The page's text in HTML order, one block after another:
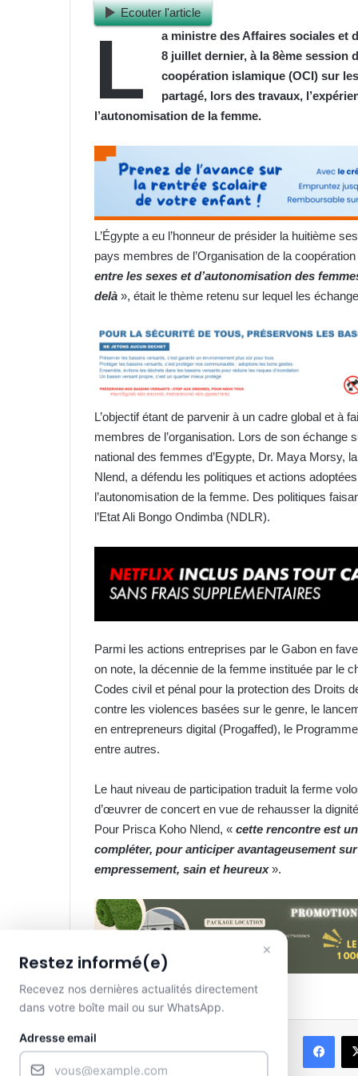
Ecouter l'article
L
a ministre des Affaires sociales et
8 juillet dernier, à la 8ème session
coopération islamique (OCI) sur
partagé, lors des travaux,
l’autonomisation de la femme.
L’Égypte a eu l’honneur de présider la huitième
pays membres de l’Organisation de la
entre les sexes et d’autonomisation des
delà », était le thème retenu sur lequel les
L’objectif étant de parvenir à un cadre global et à
membres de l’organisation. Lors de son
national des femmes d’Egypte, Dr. Maya Morsy,
Nlend, a défendu les politiques et actions
l’autonomisation de la femme. Des politiques
l’Etat Ali Bongo Ondimba (NDLR).
Parmi les actions entreprises par le Gabon en
on note, la décennie de la femme instituée par le
Codes civil et pénal pour la protection des Droits
contre les violences basées sur le genre, le
en entrepreneurs digital (Progaffed), le
entre autres.
Le haut niveau de participation traduit la ferme
d’œuvrer de concert en vue de rehausser la
Pour Prisca Koho Nlend, « cette rencontre est
compléter, pour anticiper avantageusement
empressement, sain et heureux».
Partager
×
Restez informé(e)
Recevez nos dernières actualités directement
dans votre boîte mail ou sur WhatsApp.
Adresse email